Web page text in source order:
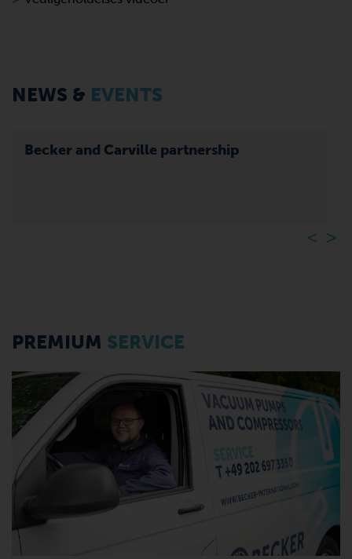
NEWS & EVENTS
Becker and Carville partnership
PREMIUM SERVICE